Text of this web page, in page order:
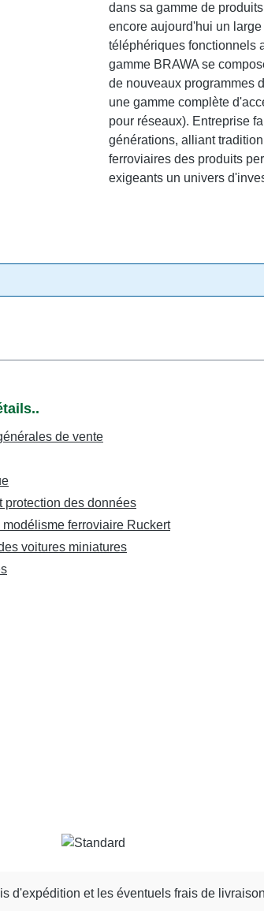
dans sa gamme de
encore aujourd'hui un
téléphériques fonctionnels
gamme BRAWA se
de nouveaux programmes
une gamme complète
pour réseaux). Entreprise
générations, alliant
ferroviaires des produits
exigeants un univers
de vente
protection des données
modélisme ferroviaire Ruckert
voitures miniatures
d'expédition et les éventuels frais de